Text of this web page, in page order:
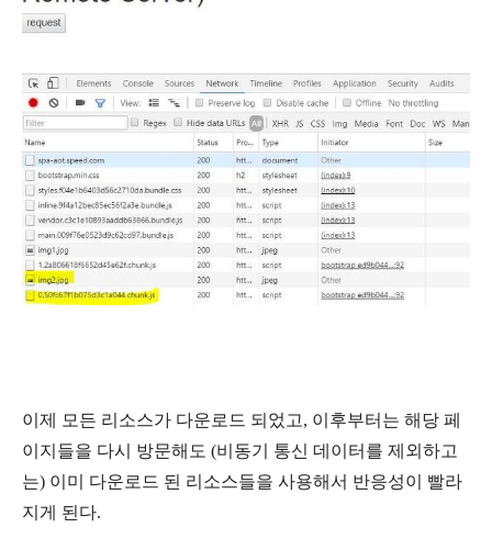
이제 모든 리소스가 다운로드 되었고, 이후부터는 해당 페
이지들을 다시 방문해도 (비동기 통신 데이터를 제외하고
는) 이미 다운로드 된 리소스들을 사용해서 반응성이 빨라
지게 된다.